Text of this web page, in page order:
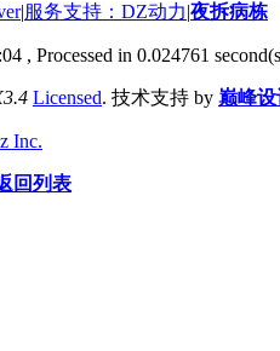
|服务支持：DZ动力|夜拆病栋
, Processed in 0.024761
Licensed. 技术支持 by 巅峰设
Inc.
回列表